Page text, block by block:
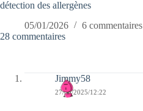
détection des allergènes
05/01/2026
6 commentaires
28 commentaires
Jimmy58
27/05/2025/12:22